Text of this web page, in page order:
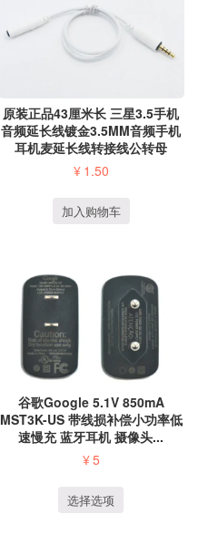
原装正品43厘米长 三星3.5手机
音频延长线镀金3.5MM音频手机
耳机麦延长线转接线公转母
¥ 1.50
加入购物车
谷歌Google 5.1V 850mA
MST3K-US 带线损补偿小功率低
速慢充 蓝牙耳机 摄像头...
¥5
选择选项